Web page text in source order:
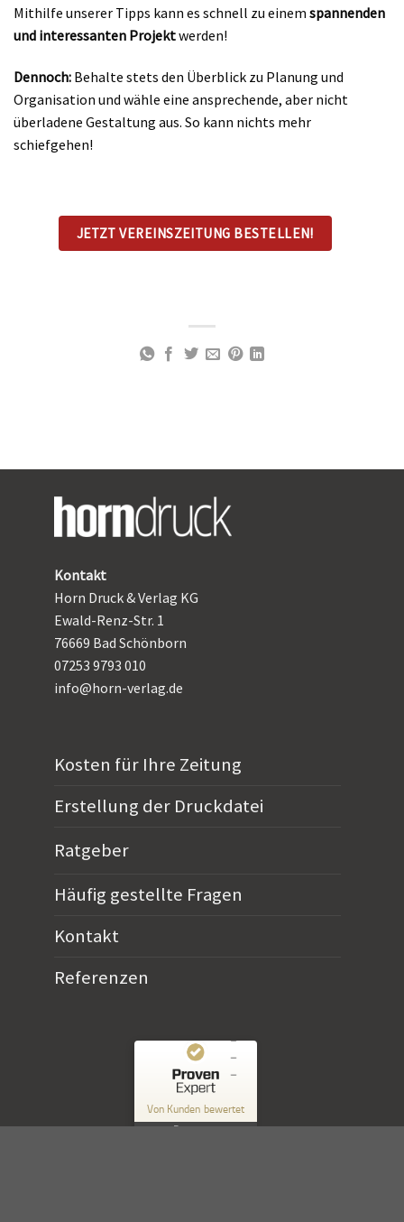
Mithilfe unserer Tipps kann es schnell zu einem spannenden
und interessanten Projektwerden!
Dennoch: Behalte stets den Überblick zu Planung und
Organisation und wähle eine ansprechende, aber nicht
überladene Gestaltung aus. So kann nichts mehr
schiefgehen!
JETZT VEREINSZEITUNG BESTELLEN!
Kontakt
Horn Druck & Verlag KG
Ewald-Renz-Str. 1
76669 Bad Schönborn
07253 9793 010
info@horn-verlag.de
Kosten für Ihre Zeitung
Erstellung der Druckdatei
Ratgeber
Häufig gestellte Fragen
Kontakt
Referenzen
Von Kunden bewertet
Bewertungen
Kundenbewertungen und Erfahrungen zu
Horn Verlag